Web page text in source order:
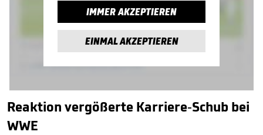
IMMER AKZEPTIEREN
EINMAL AKZEPTIEREN
Reaktion vergößerte Karriere-Schub bei
WWE